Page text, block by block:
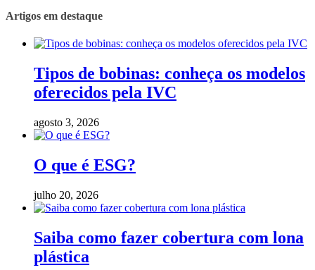
Artigos em destaque
Tipos de bobinas: conheça os modelos
oferecidos pela IVC
agosto 3, 2026
O que é ESG?
julho 20, 2026
Saiba como fazer cobertura com lona
plástica